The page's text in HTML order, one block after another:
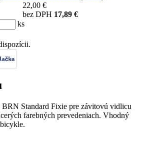
22,00 €
bez DPH 17,89 €
ks
Standard Fixie pre závitovú vidlicu
farebných prevedeniach. Vhodný